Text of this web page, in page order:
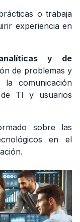
o trabaja
experiencia en
y de
de problemas y
comunicación
TI y usuarios
sobre las
en el